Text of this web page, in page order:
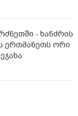
- ხანძრის
ერთმანეთს ორი